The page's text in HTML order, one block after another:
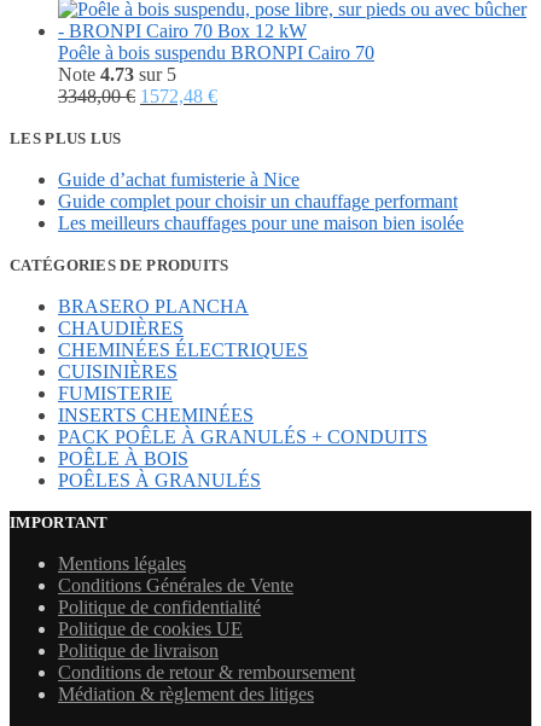
Poêle à bois suspendu BRONPI Cairo 70
Note 4.73 sur 5
3348,00€ Le
3348,00 €.
1572,48 €Le
1572,48 €.
LES PLUS LUS
Guide d’achat fumisterie à Nice
Guide complet pour choisir un chauffage performant
Les meilleurs chauffages pour une maison bien isolée
CATÉGORIES DE PRODUITS
BRASERO PLANCHA
CHAUDIÈRES
CHEMINÉES ÉLECTRIQUES
CUISINIÈRES
FUMISTERIE
INSERTS CHEMINÉES
PACK POÊLE À GRANULÉS + CONDUITS
POÊLE À BOIS
POÊLES À GRANULÉS
IMPORTANT
Mentions légales
Conditions Générales de Vente
Politique de confidentialité
Politique de cookies UE
Politique de livraison
Conditions de retour & remboursement
Médiation & règlement des litiges